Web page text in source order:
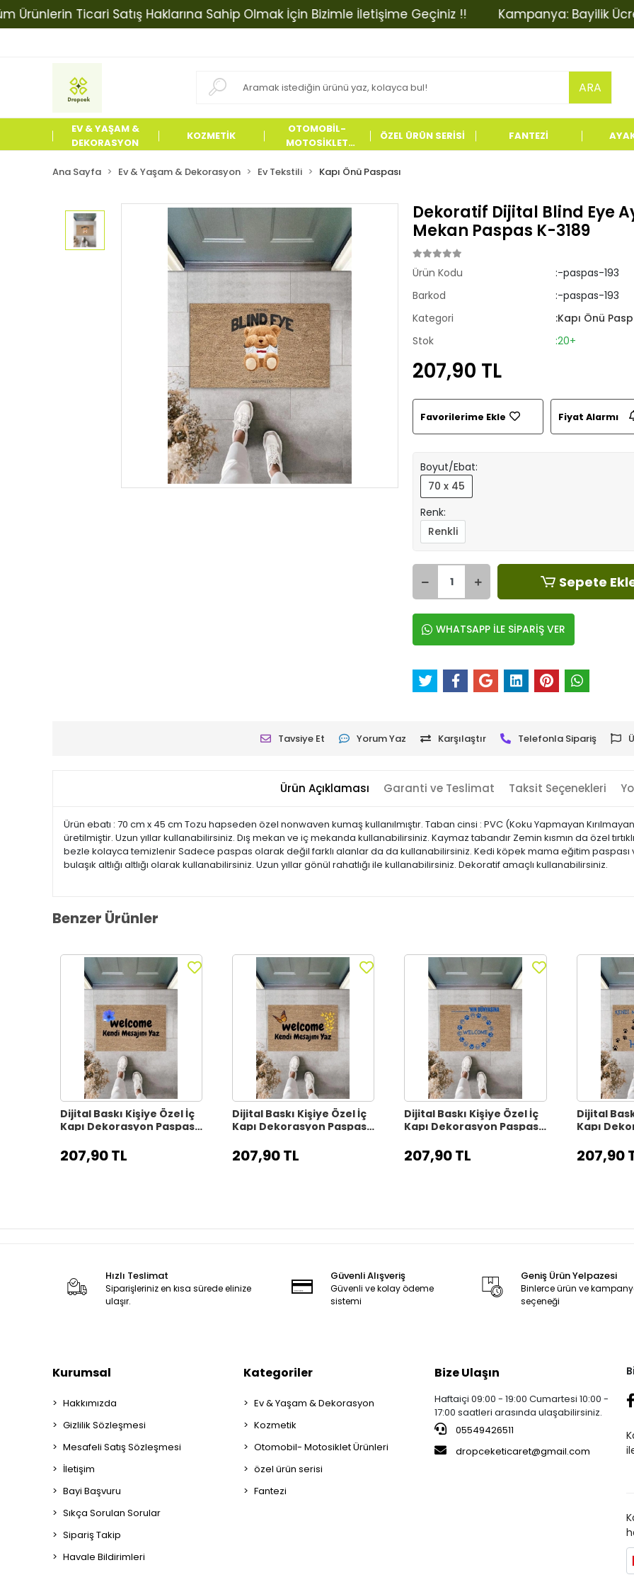
Ticari Satış Haklarına Sahip Olmak İçin Bizimle İletişime Geçiniz !! Kampanya: Bayilik
ARA
EV & YAŞAM &
DEKORASYON
KOZMETİK
OTOMOBİL-
MOTOSİKLET
ÖZEL ÜRÜN SERİSİ FANTEZİ
Ana Sayfa Ev & Yaşam & Dekorasyon Ev Tekstili Kapı Önü Paspası
Dekoratif Dijital Blind Eye
Mekan Paspas K-3189
Ürün Kodu
:-paspas-193
Barkod
:-paspas-193
Kategori
:Kapı Önü
Stok
:20+
207,90 TL
Favorilerime Ekle Fiyat Alarmı
Boyut/Ebat:
70 x 45
Renk:
Renkli
Sepete
WHATSAPP İLE SİPARİŞ VER
Tavsiye Et Yorum Yaz Karşılaştır Telefonla Sipariş
Ürün Açıklaması Garanti ve Teslimat Taksit Seçenekleri
Ürün ebatı : 70 cm x 45 cm Tozu hapseden özel nonwaven kumaş kullanılmıştır. Taban cinsi : PVC (Koku Yapmayan
üretilmiştir. Uzun yıllar kullanabilirsiniz. Dış mekan ve iç mekanda kullanabilirsiniz. Kaymaz tabandır Zemin kısmın da özel
bezle kolayca temizlenir Sadece paspas olarak değil farklı alanlar da da kullanabilirsiniz. Kedi köpek mama eğitim paspası
bulaşık altlığı altlığı olarak kullanabilirsiniz. Uzun yıllar gönül rahatlığı ile kullanabilirsiniz. Dekoratif amaçlı kullanabilirsiniz.
Benzer Ürünler
Dijital Baskı Kişiye Özel İç
Kapı Dekorasyon Paspas
207,90 TL
Dijital Baskı Kişiye Özel İç
Kapı Dekorasyon Paspas
207,90 TL
Dijital Baskı Kişiye Özel İç
Kapı Dekorasyon Paspas
207,90 TL
Dijital
Kapı
207,90
Hızlı Teslimat
Siparişleriniz en kısa sürede elinize
ulaşır.
Güvenli Alışveriş
Güvenli ve kolay ödeme
sistemi
Geniş Ürün Yelpazesi
Binlerce ürün ve
seçeneği
Kurumsal
Hakkımızda
Gizlilik Sözleşmesi
Mesafeli Satış Sözleşmesi
İletişim
Bayi Başvuru
Sıkça Sorulan Sorular
Sipariş Takip
Havale Bildirimleri
Kategoriler
Ev & Yaşam & Dekorasyon
Kozmetik
Otomobil- Motosiklet Ürünleri
özel ürün serisi
Fantezi
Bize Ulaşın
Haftaiçi 09:00 - 19:00 Cumartesi 10:00 -
17:00 saatleri arasında ulaşabilirsiniz.
05549426511
dropceketicaret@gmail.com